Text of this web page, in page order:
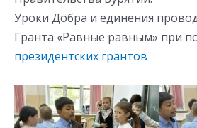
Уроки Добра и единения
Гранта «Равные равным» при
президентских грантов